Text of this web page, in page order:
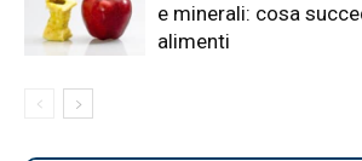
e minerali: cosa
alimenti